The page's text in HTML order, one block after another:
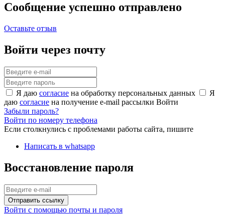
Сообщение успешно отправлено
Оставьте отзыв
Войти через почту
Я даю согласие на обработку персональных данных
Я
даю согласие на получение e-mail рассылки Войти
Забыли пароль?
Войти по номеру телефона
Если столкнулись с проблемами работы сайта, пишите
Написать в whatsapp
Восстановление пароля
Отправить ссылку
Войти с помощью почты и пароля